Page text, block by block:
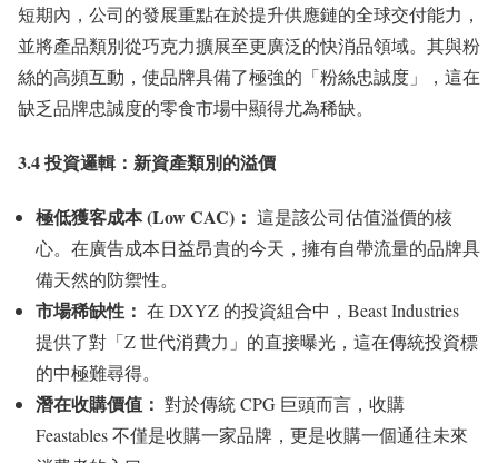
短期內，公司的發展重點在於提升供應鏈的全球交付能力，
並將產品類別從巧克力擴展至更廣泛的快消品領域。其與粉
絲的高頻互動，使品牌具備了極強的「粉絲忠誠度」，這在
缺乏品牌忠誠度的零食市場中顯得尤為稀缺。
3.4 投資邏輯：新資產類別的溢價
極低獲客成本 (Low CAC)： 這是該公司估值溢價的核
心。在廣告成本日益昂貴的今天，擁有自帶流量的品牌具
備天然的防禦性。
市場稀缺性： 在 DXYZ 的投資組合中，Beast Industries
提供了對「Z 世代消費力」的直接曝光，這在傳統投資標
的中極難尋得。
潛在收購價值： 對於傳統 CPG 巨頭而言，收購
Feastables 不僅是收購一家品牌，更是收購一個通往未來